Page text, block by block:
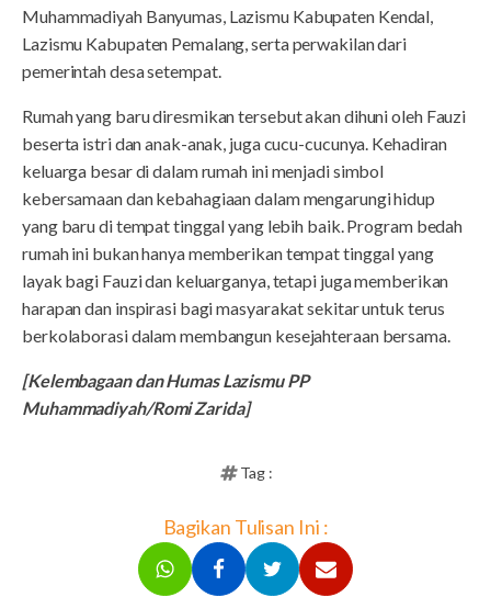
Muhammadiyah Banyumas, Lazismu Kabupaten Kendal,
Lazismu Kabupaten Pemalang, serta perwakilan dari
pemerintah desa setempat.
Rumah yang baru diresmikan tersebut akan dihuni oleh Fauzi
beserta istri dan anak-anak, juga cucu-cucunya. Kehadiran
keluarga besar di dalam rumah ini menjadi simbol
kebersamaan dan kebahagiaan dalam mengarungi hidup
yang baru di tempat tinggal yang lebih baik. Program bedah
rumah ini bukan hanya memberikan tempat tinggal yang
layak bagi Fauzi dan keluarganya, tetapi juga memberikan
harapan dan inspirasi bagi masyarakat sekitar untuk terus
berkolaborasi dalam membangun kesejahteraan bersama.
[Kelembagaan dan Humas Lazismu PP
Muhammadiyah/Romi Zarida]
Tag :
Bagikan Tulisan Ini :